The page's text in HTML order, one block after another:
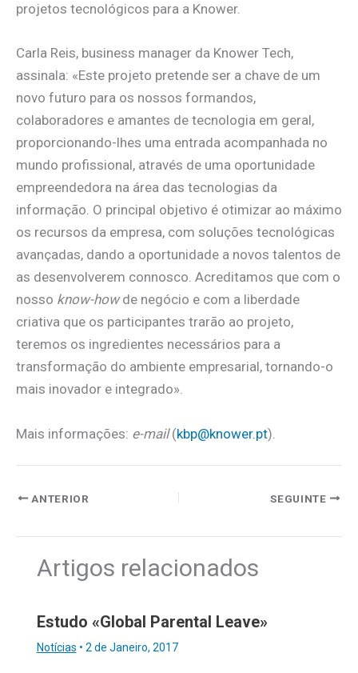
projetos tecnológicos para a Knower.
Carla Reis, business manager da Knower Tech,
assinala: «Este projeto pretende ser a chave de um
novo futuro para os nossos formandos,
colaboradores e amantes de tecnologia em geral,
proporcionando-lhes uma entrada acompanhada no
mundo profissional, através de uma oportunidade
empreendedora na área das tecnologias da
informação. O principal objetivo é otimizar ao máximo
os recursos da empresa, com soluções tecnológicas
avançadas, dando a oportunidade a novos talentos de
as desenvolverem connosco. Acreditamos que com o
nosso know-howde negócio e com a liberdade
criativa que os participantes trarão ao projeto,
teremos os ingredientes necessários para a
transformação do ambiente empresarial, tornando-o
mais inovador e integrado».
Mais informações: e-mail(kbp@knower.pt).
ANTERIOR SEGUINTE
Artigos relacionados
Estudo «Global Parental Leave»
Notícias • 2 de Janeiro, 2017